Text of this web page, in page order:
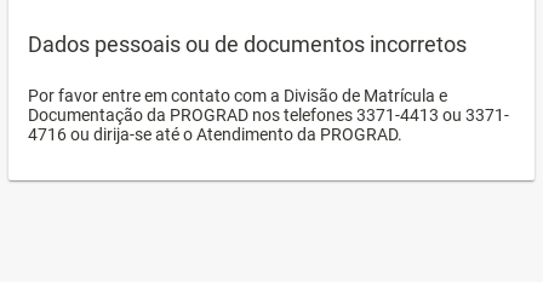
Dados pessoais ou de documentos incorretos
Por favor entre em contato com a Divisão de Matrícula e
Documentação da PROGRAD nos telefones 3371-4413 ou 3371-
4716 ou dirija-se até o Atendimento da PROGRAD.